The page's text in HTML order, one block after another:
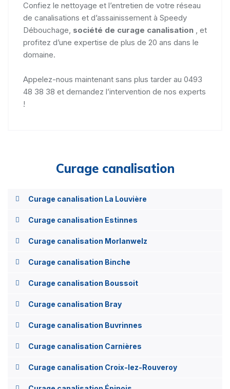
Confiez le nettoyage et l’entretien de votre réseau
de canalisations et d’assainissement à Speedy
Débouchage, société de curage canalisation , et
profitez d’une expertise de plus de 20 ans dans le
domaine.
Appelez-nous maintenant sans plus tarder au 0493
48 38 38 et demandez l’intervention de nos experts
!
Curage canalisation
Curage canalisation La Louvière
Curage canalisation Estinnes
Curage canalisation Morlanwelz
Curage canalisation Binche
Curage canalisation Boussoit
Curage canalisation Bray
Curage canalisation Buvrinnes
Curage canalisation Carnières
Curage canalisation Croix-lez-Rouveroy